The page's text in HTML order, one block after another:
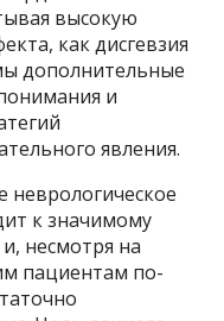
высокую
как дисгевзия
дополнительные
и
явления.
к значимому
несмотря на
пациентам по-